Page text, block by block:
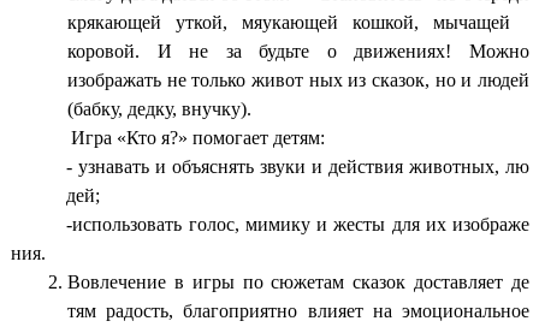
крякающей уткой, мяукающей кошкой, мычащей
коровой. И не за будьте о движениях! Можно
изображать не только живот ных из сказок, но и людей
(бабку, дедку, внучку).
Игра «Кто я?» помогает детям:
- узнавать и объяснять звуки и действия животных, лю
дей;
-использовать голос, мимику и жесты для их изображе
ния.
Вовлечение в игры по сюжетам сказок доставляет де
тям радость, благоприятно влияет на эмоциональное